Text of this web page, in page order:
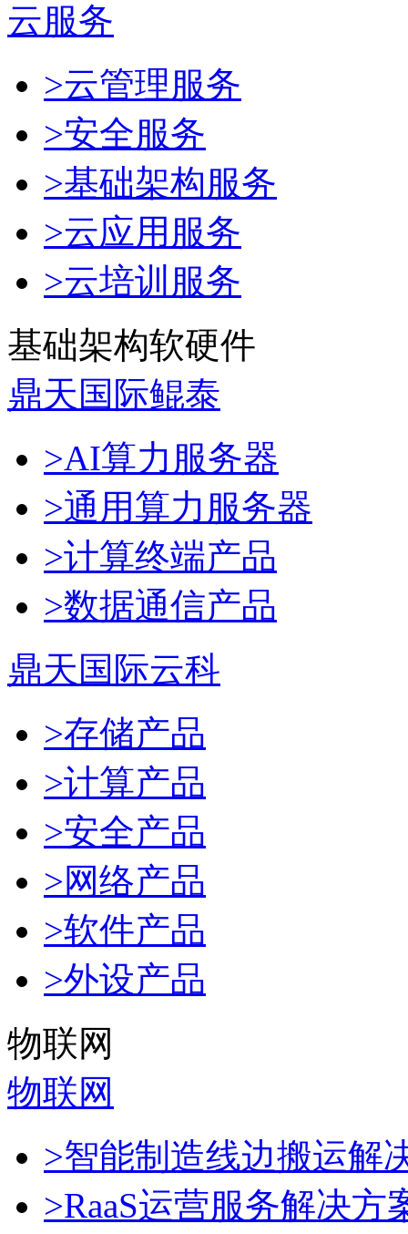
云服务
>云管理服务
>安全服务
>基础架构服务
>云应用服务
>云培训服务
基础架构软硬件
鼎天国际鲲泰
>AI算力服务器
>通用算力服务器
>计算终端产品
>数据通信产品
鼎天国际云科
>存储产品
>计算产品
>安全产品
>网络产品
>软件产品
>外设产品
物联网
物联网
>智能制造线边搬运解
>RaaS运营服务解决方